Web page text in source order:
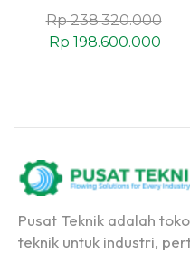
Ex EU-I Anti Ledakan
Rp238.320.000
Rp 198.600.000
Pusat Teknik adalah
teknik untuk industri,